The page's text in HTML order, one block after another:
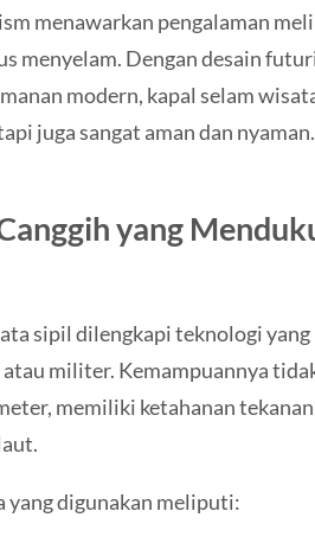
menawarkan pengalaman
menyelam. Dengan desain
modern, kapal selam
juga sangat aman dan nyaman.
yang
sipil dilengkapi teknologi
militer. Kemampuannya
memiliki ketahanan
yang digunakan meliputi: